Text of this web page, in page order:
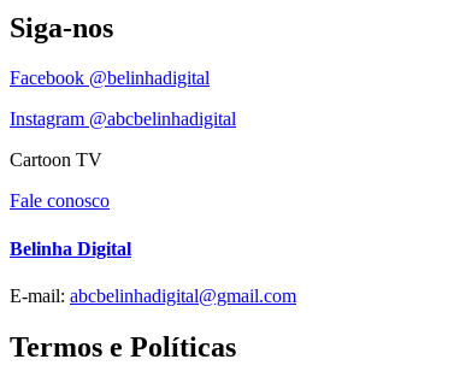
Siga-nos
Facebook @belinhadigital
Instagram @abcbelinhadigital
Cartoon TV
Fale conosco
Belinha Digital
E-mail: abcbelinhadigital@gmail.com
Termos e Políticas